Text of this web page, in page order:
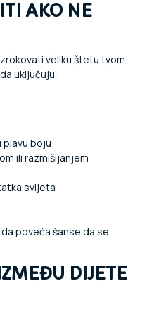
AKO NE
veliku štetu tvom
uključuju:
plavu boju
ili razmišljanjem
svijeta
poveća šanse da se
DIJETE